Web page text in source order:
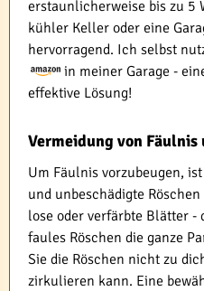
erstaunlicherweise bis zu 5
kühler Keller oder eine
hervorragend. Ich selbst
in meiner Garage -
effektive Lösung!
Vermeidung von
Um Fäulnis vorzubeugen,
und unbeschädigte
lose oder verfärbte Blätter -
faules Röschen die ganze
Sie die Röschen nicht zu
zirkulieren kann. Eine